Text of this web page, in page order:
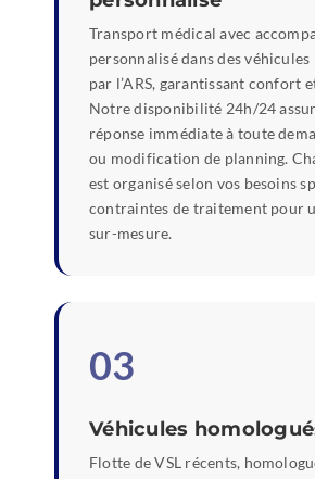
Transport médical avec
personnalisé dans des
par l’ARS, garantissant confort
Notre disponibilité 24h/24
réponse immédiate à toute
ou modification de planning.
est organisé selon vos besoins
contraintes de traitement pour
sur-mesure.
03
Véhicules
Flotte de VSL récents,